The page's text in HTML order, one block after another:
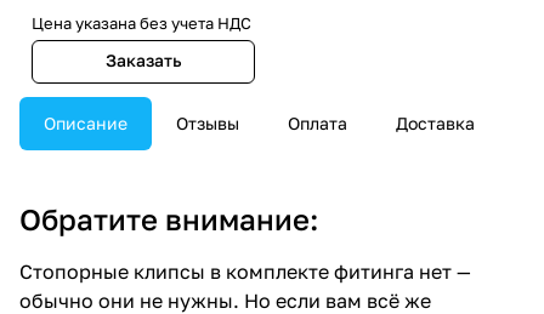
Цена указана без учета НДС
Заказать
Описание Отзывы Оплата Доставка
Обратите внимание:
Стопорные клипсы в комплекте фитинга нет —
обычно они не нужны. Но если вам всё же